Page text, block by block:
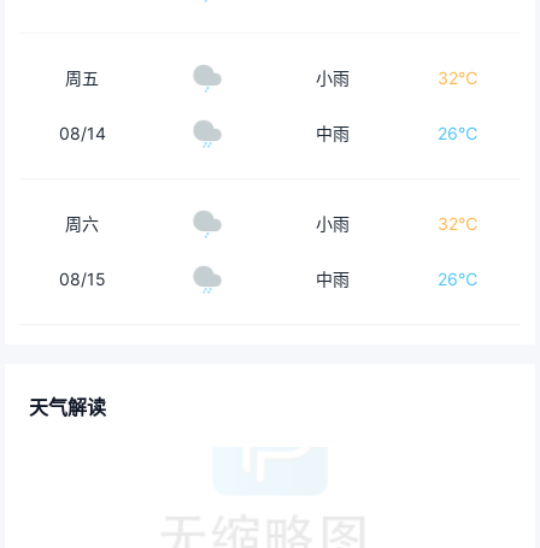
周五 小雨 32℃
08/14 中雨 26℃
周六 小雨 32℃
08/15 中雨 26℃
天气解读